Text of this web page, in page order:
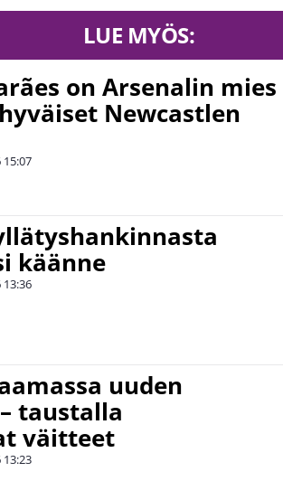
LUE MYÖS:
on Arsenalin mies
Newcastlen
15:07
käänne
13:36
uuden
taustalla
väitteet
13:23